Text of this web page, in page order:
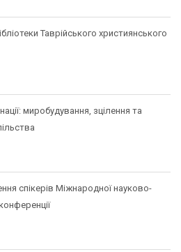
Таврійського християнського
миробудування, зцілення та
спікерів Міжнародної науково-